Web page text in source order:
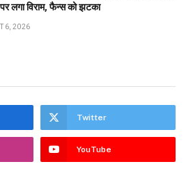
लगा विराम, फैन्स को झटका
6, 2026
Twitter
YouTube